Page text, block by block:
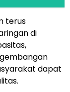
terus
di
dapat